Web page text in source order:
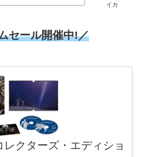
イカ
セール開催中!／
クターズ・エディショ